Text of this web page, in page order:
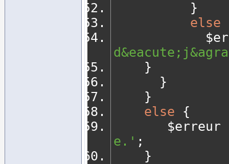
}
else
}
}
}
else
{
       $erreur
e.' ;
}